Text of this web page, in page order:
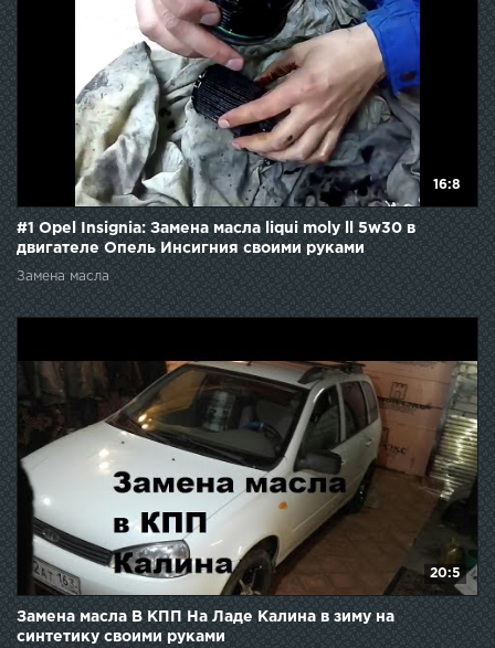
16:8
#1 Opel Insignia: Замена масла liqui moly ll 5w30 в
двигателе Опель Инсигния своими руками
Замена масла
20:5
Замена масла В КПП На Ладе Калина в зиму на
синтетику своими руками